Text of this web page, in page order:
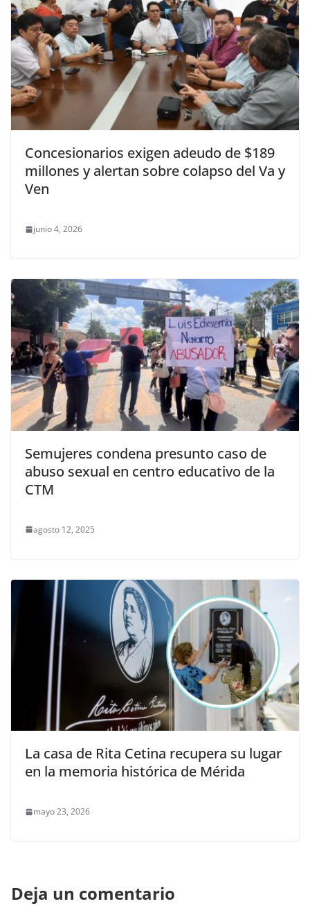
Concesionarios exigen adeudo de $189
millones y alertan sobre colapso del Va y
Ven
junio 4, 2026
Semujeres condena presunto caso de
abuso sexual en centro educativo de la
CTM
agosto 12, 2025
La casa de Rita Cetina recupera su lugar
en la memoria histórica de Mérida
mayo 23, 2026
Deja un comentario